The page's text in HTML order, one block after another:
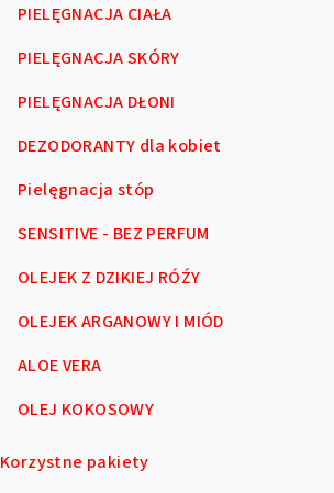
PIELĘGNACJA CIAŁA
PIELĘGNACJA SKÓRY
PIELĘGNACJA DŁONI
DEZODORANTY dla kobiet
Pielęgnacja stóp
SENSITIVE - BEZ PERFUM
OLEJEK Z DZIKIEJ RÓŹY
OLEJEK ARGANOWY I MIÓD
ALOE VERA
OLEJ KOKOSOWY
Korzystne pakiety